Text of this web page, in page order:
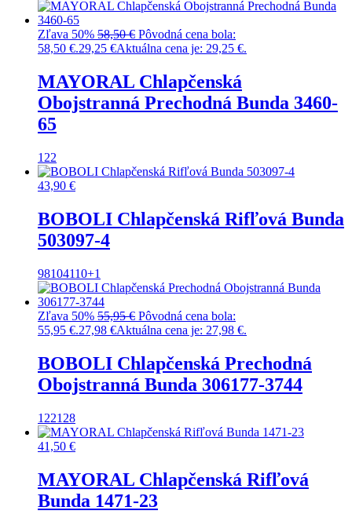
Zľava 50% 58,50€ Pôvodná cena bola:
58,50 €.29,25 €Aktuálna cena je: 29,25 €.
MAYORAL Chlapčenská
Obojstranná Prechodná Bunda 3460-
65
122
43,90 €
BOBOLI Chlapčenská Rifľová Bunda
503097-4
98104110+1
Zľava 50% 55,95€ Pôvodná cena bola:
55,95 €.27,98 €Aktuálna cena je: 27,98 €.
BOBOLI Chlapčenská Prechodná
Obojstranná Bunda 306177-3744
122128
41,50 €
MAYORAL Chlapčenská Rifľová
Bunda 1471-23